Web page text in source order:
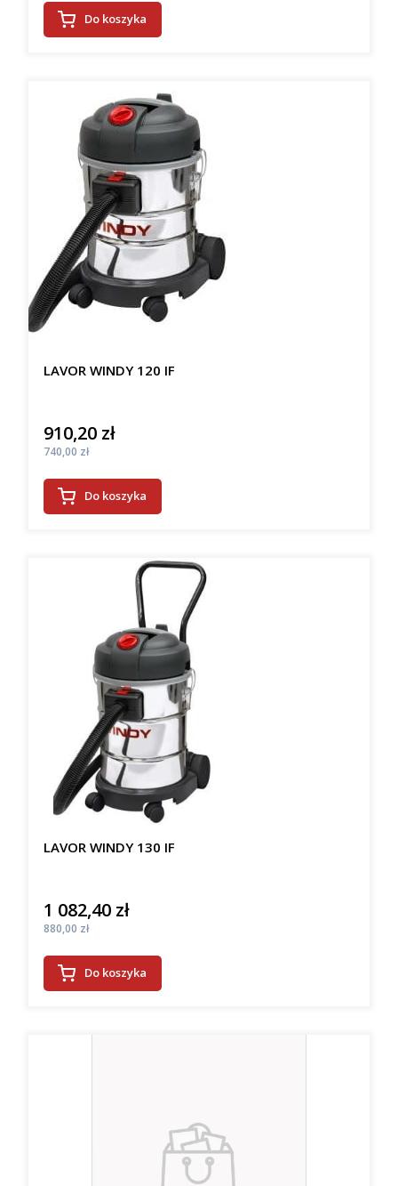
Do koszyka
LAVOR WINDY 120 IF
Cena
910,20 zł
Cena
740,00 zł
Do koszyka
LAVOR WINDY 130 IF
Cena
1 082,40 zł
Cena
880,00 zł
Do koszyka